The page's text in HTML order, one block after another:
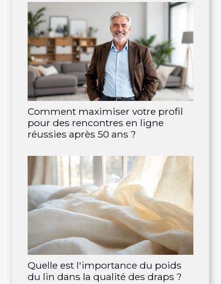
Comment maximiser votre profil
pour des rencontres en ligne
réussies après 50 ans ?
Quelle est l'importance du poids
du lin dans la qualité des draps ?